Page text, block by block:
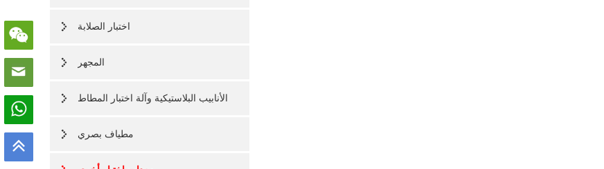
اختبار الصلابة
المجهر
الأنابيب البلاستيكية وآلة اختبار المطاط
مطياف بصري